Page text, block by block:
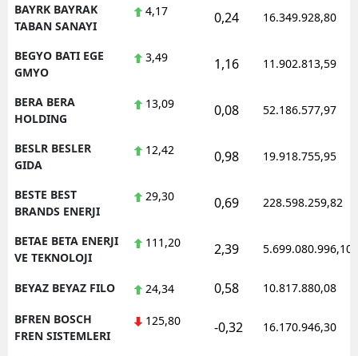
BAYRK BAYRAK
TABAN SANAYI
4,17 0,24 16.349.928,80
BEGYO BATI EGE
GMYO
3,49 1,16 11.902.813,59
BERA BERA
HOLDING
13,09 0,08 52.186.577,97
BESLR BESLER
GIDA
12,42 0,98 19.918.755,95
BESTE BEST
BRANDS ENERJI
29,30 0,69 228.598.259,82
BETAE BETA ENERJI
VE TEKNOLOJI
111,20 2,39 5.699.080.996,10
BEYAZ BEYAZ FILO 24,34 0,58 10.817.880,08
BFREN BOSCH
FREN SISTEMLERI
125,80 -0,32 16.170.946,30